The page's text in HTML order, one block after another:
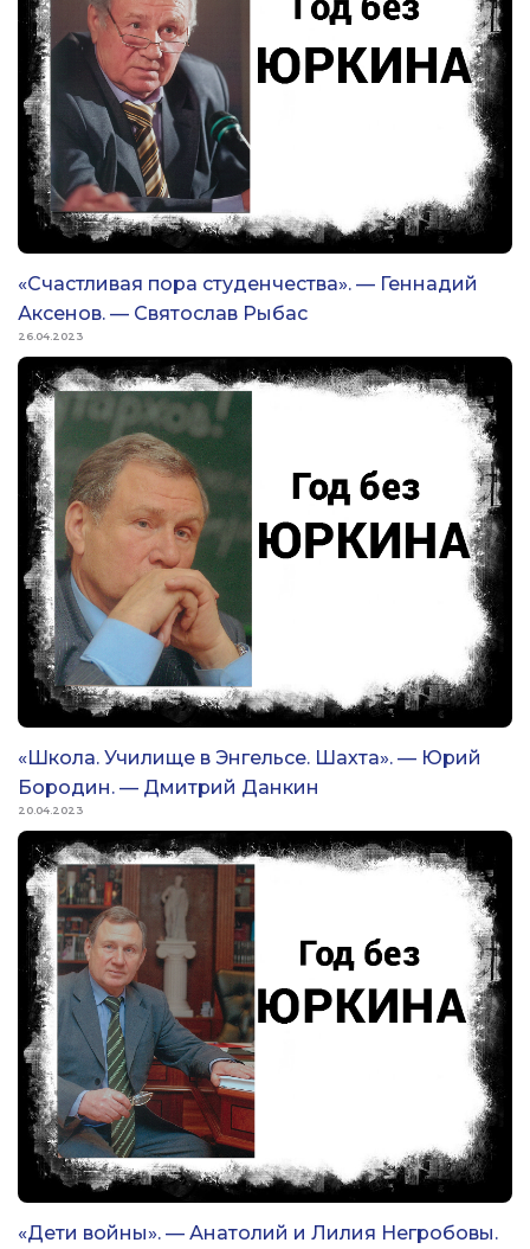
«Счастливая пора студенчества». — Геннадий
Аксенов. — Святослав Рыбас
26.04.2023
«Школа. Училище в Энгельсе. Шахта». — Юрий
Бородин. — Дмитрий Данкин
20.04.2023
«Дети войны». — Анатолий и Лилия Негробовы.